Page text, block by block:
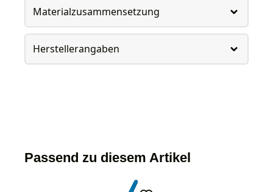
Materialzusammensetzung
Herstellerangaben
Passend zu diesem Artikel